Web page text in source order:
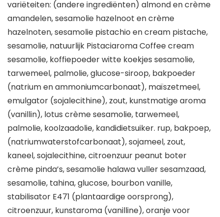
variëteiten: (andere ingrediënten) almond en crème
amandelen, sesamolie hazelnoot en crème
hazelnoten, sesamolie pistachio en cream pistache,
sesamolie, natuurlijk Pistaciaroma Coffee cream
sesamolie, koffiepoeder witte koekjes sesamolie,
tarwemeel, palmolie, glucose-siroop, bakpoeder
(natrium en ammoniumcarbonaat), maïszetmeel,
emulgator (sojalecithine), zout, kunstmatige aroma
(vanillin), lotus crème sesamolie, tarwemeel,
palmolie, koolzaadolie, kandidietsuiker. rup, bakpoep,
(natriumwaterstofcarbonaat), sojameel, zout,
kaneel, sojalecithine, citroenzuur peanut boter
crème pinda’s, sesamolie halawa vuller sesamzaad,
sesamolie, tahina, glucose, bourbon vanille,
stabilisator E471 (plantaardige oorsprong),
citroenzuur, kunstaroma (vanilline), oranje voor